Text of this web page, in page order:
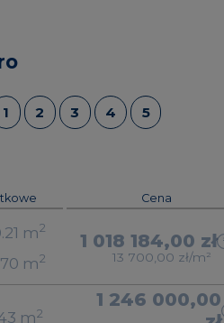
1 2 3 4 5
Cena
m2
m2
1 018 184,00 zł
13 700,00 zł/m²
m2
1 246 000,00